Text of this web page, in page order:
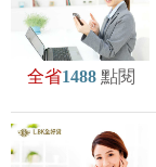
全省1488 點閱